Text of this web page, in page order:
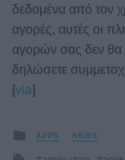
δεδομένα από τον
αγορές, αυτές οι
αγορών σας δεν θα
δηλώσετε
[via]
Posted
APPS NEWS